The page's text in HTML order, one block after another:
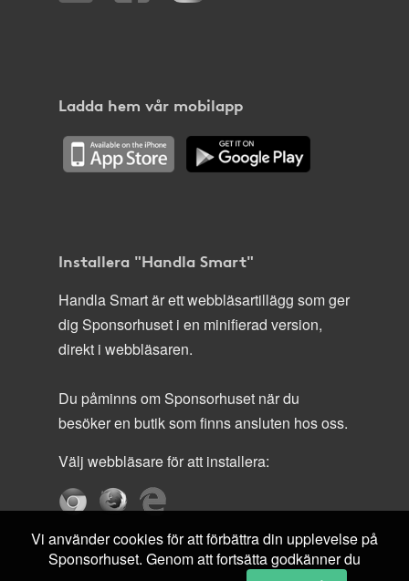
Ladda hem vår mobilapp
Installera "Handla Smart"
Handla Smart är ett webbläsartillägg som ger
dig Sponsorhuset i en minifierad version,
direkt i webbläsaren.
Du påminns om Sponsorhuset när du
besöker en butik som finns ansluten hos oss.
Välj webbläsare för att installera:
Vi använder cookies för att förbättra din upplevelse på
Sponsorhuset. Genom att fortsätta godkänner du